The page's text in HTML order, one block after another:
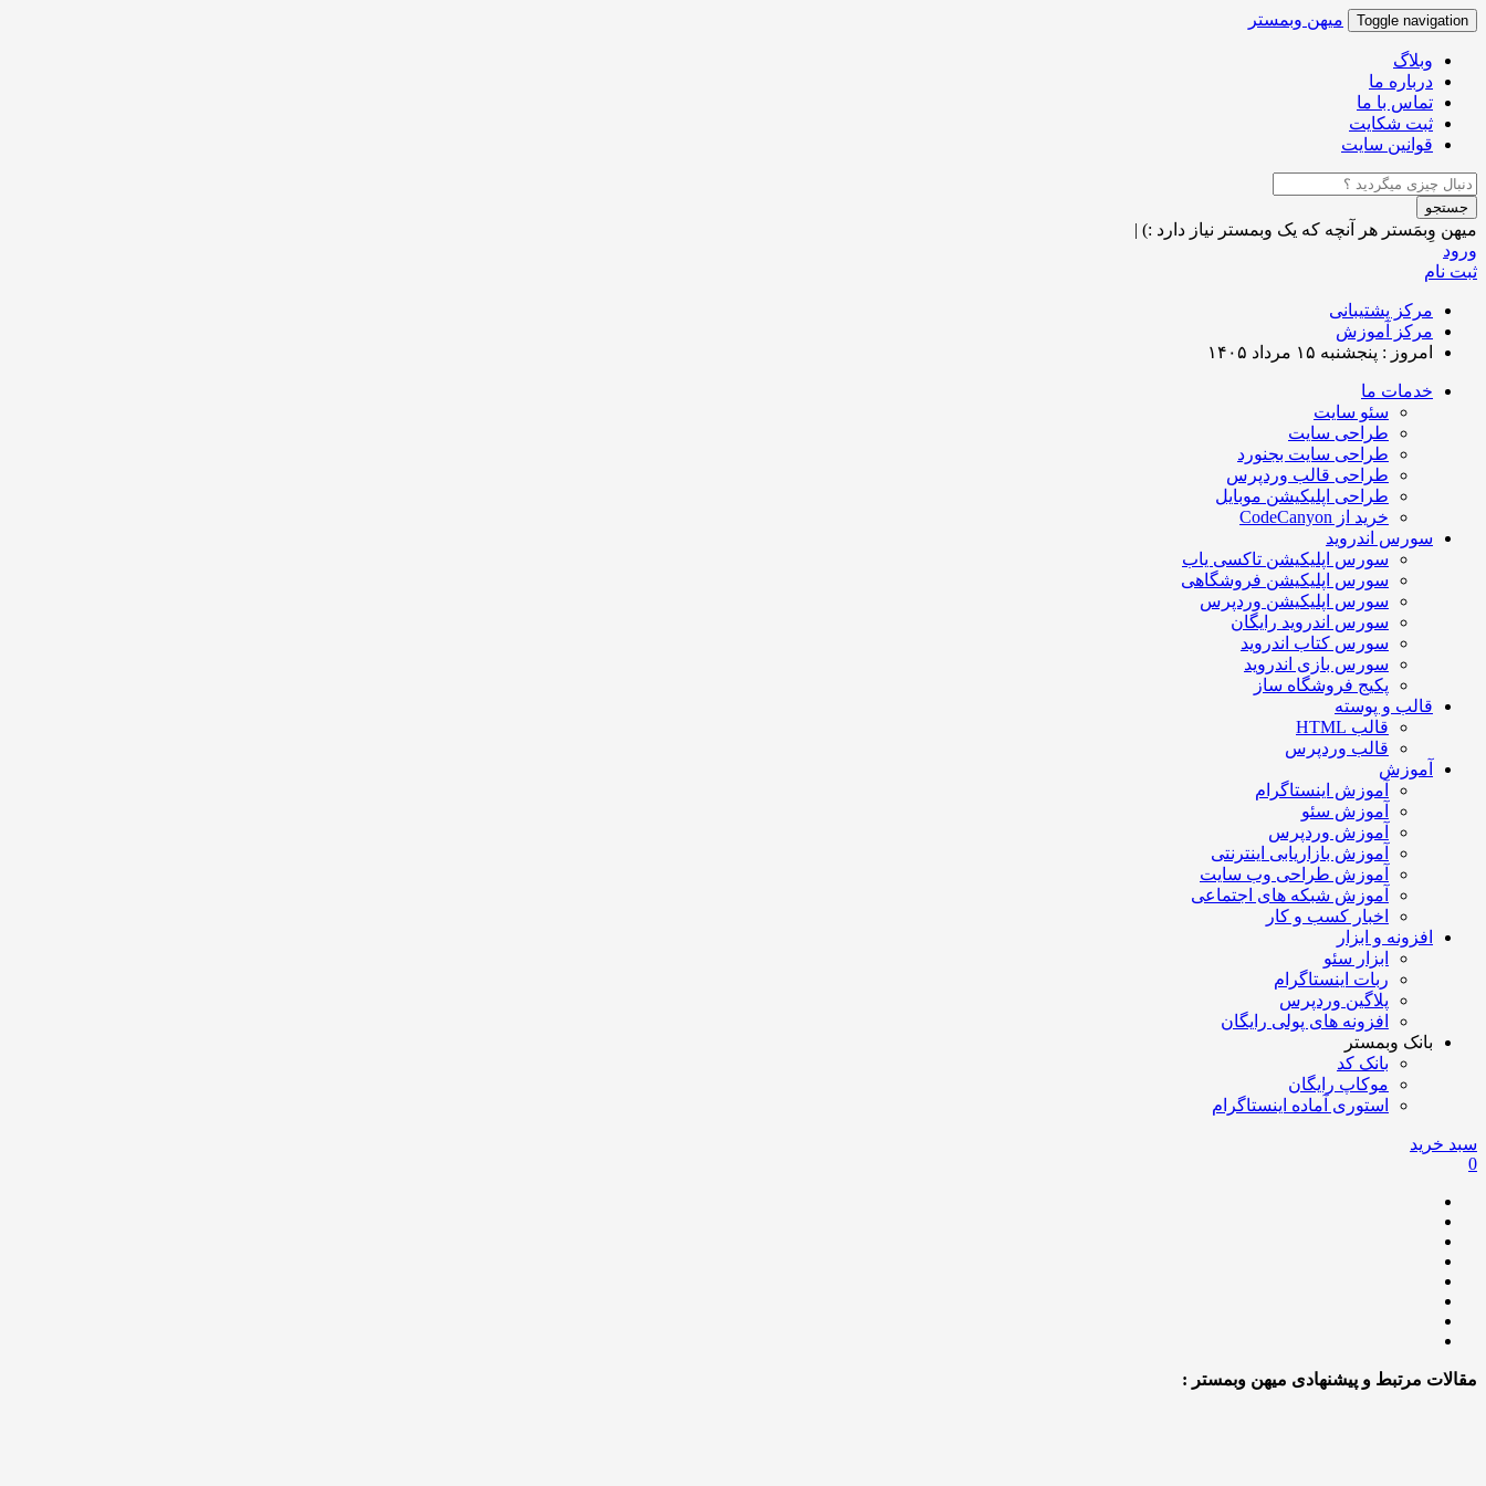
Toggle navigation میهن وبمستر
وبلاگ
درباره ما
تماس با ما
ثبت شکایت
قوانین سایت
جستجو
میهن وِبمَستر هر آنچه که یک وبمستر نیاز دارد :) |
ورود
ثبت نام
مرکز پشتیبانی
مرکز آموزش
امروز : پنجشنبه ۱۵ مرداد ۱۴۰۵
خدمات ما
سئو سایت
طراحی سایت
طراحی سایت بجنورد
طراحی قالب وردپرس
طراحی اپلیکیشن موبایل
خرید از CodeCanyon
سورس اندروید
سورس اپلیکیشن تاکسی یاب
سورس اپلیکیشن فروشگاهی
سورس اپلیکیشن وردپرس
سورس اندروید رایگان
سورس کتاب اندروید
سورس بازی اندروید
پکیج فروشگاه ساز
قالب و پوسته
قالب HTML
قالب وردپرس
آموزش
آموزش اینستاگرام
آموزش سئو
آموزش وردپرس
آموزش بازاریابی اینترنتی
آموزش طراحی وب سایت
آموزش شبکه های اجتماعی
اخبار کسب و کار
افزونه و ابزار
ابزار سئو
ربات اینستاگرام
پلاگین وردپرس
افزونه های پولی رایگان
بانک وبمستر
بانک کد
موکاپ رایگان
استوری آماده اینستاگرام
سبد خرید
0
مقالات مرتبط و پیشنهادی میهن وبمستر :